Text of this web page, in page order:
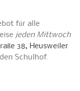
für alle
jeden Mittwoch
38, Heusweiler
Schulhof.